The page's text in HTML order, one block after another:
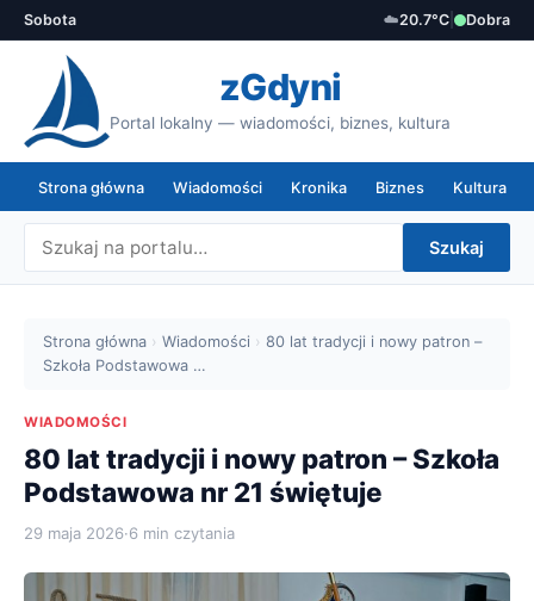
Sobota ☁️20.7°C Dobra
zGdyni
Portal lokalny — wiadomości, biznes, kultura
Strona główna Wiadomości Kronika Biznes Kultura
Szukaj
Strona główna › Wiadomości › 80 lat tradycji i nowy patron –
Szkoła Podstawowa …
WIADOMOŚCI
80 lat tradycji i nowy patron – Szkoła
Podstawowa nr 21 świętuje
29 maja 2026·6 min czytania